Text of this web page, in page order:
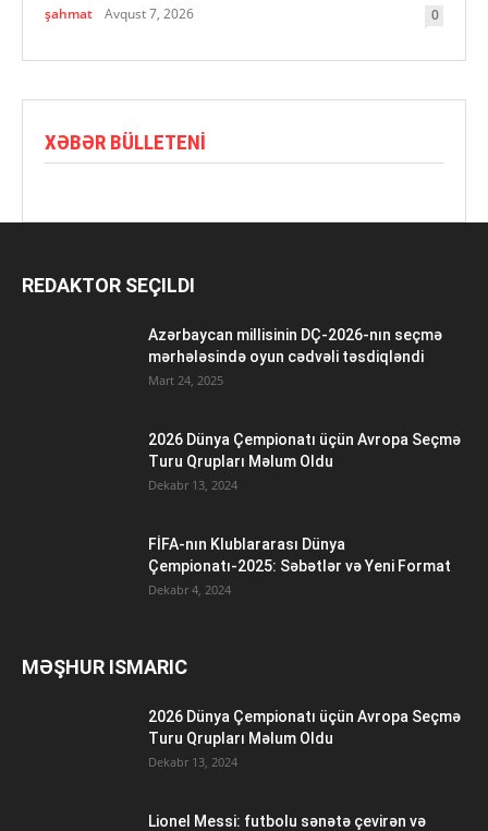
şahmat Avqust 7, 2026 0
XƏBƏR BÜLLETENI
REDAKTOR SEÇILDI
Azərbaycan millisinin DÇ-2026-nın seçmə
mərhələsində oyun cədvəli təsdiqləndi
Mart 24, 2025
2026 Dünya Çempionatı üçün Avropa Seçmə
Turu Qrupları Məlum Oldu
Dekabr 13, 2024
FİFA-nın Klublararası Dünya
Çempionatı-2025: Səbətlər və Yeni Format
Dekabr 4, 2024
MƏŞHUR ISMARIC
2026 Dünya Çempionatı üçün Avropa Seçmə
Turu Qrupları Məlum Oldu
Dekabr 13, 2024
Lionel Messi: futbolu sənətə çevirən və